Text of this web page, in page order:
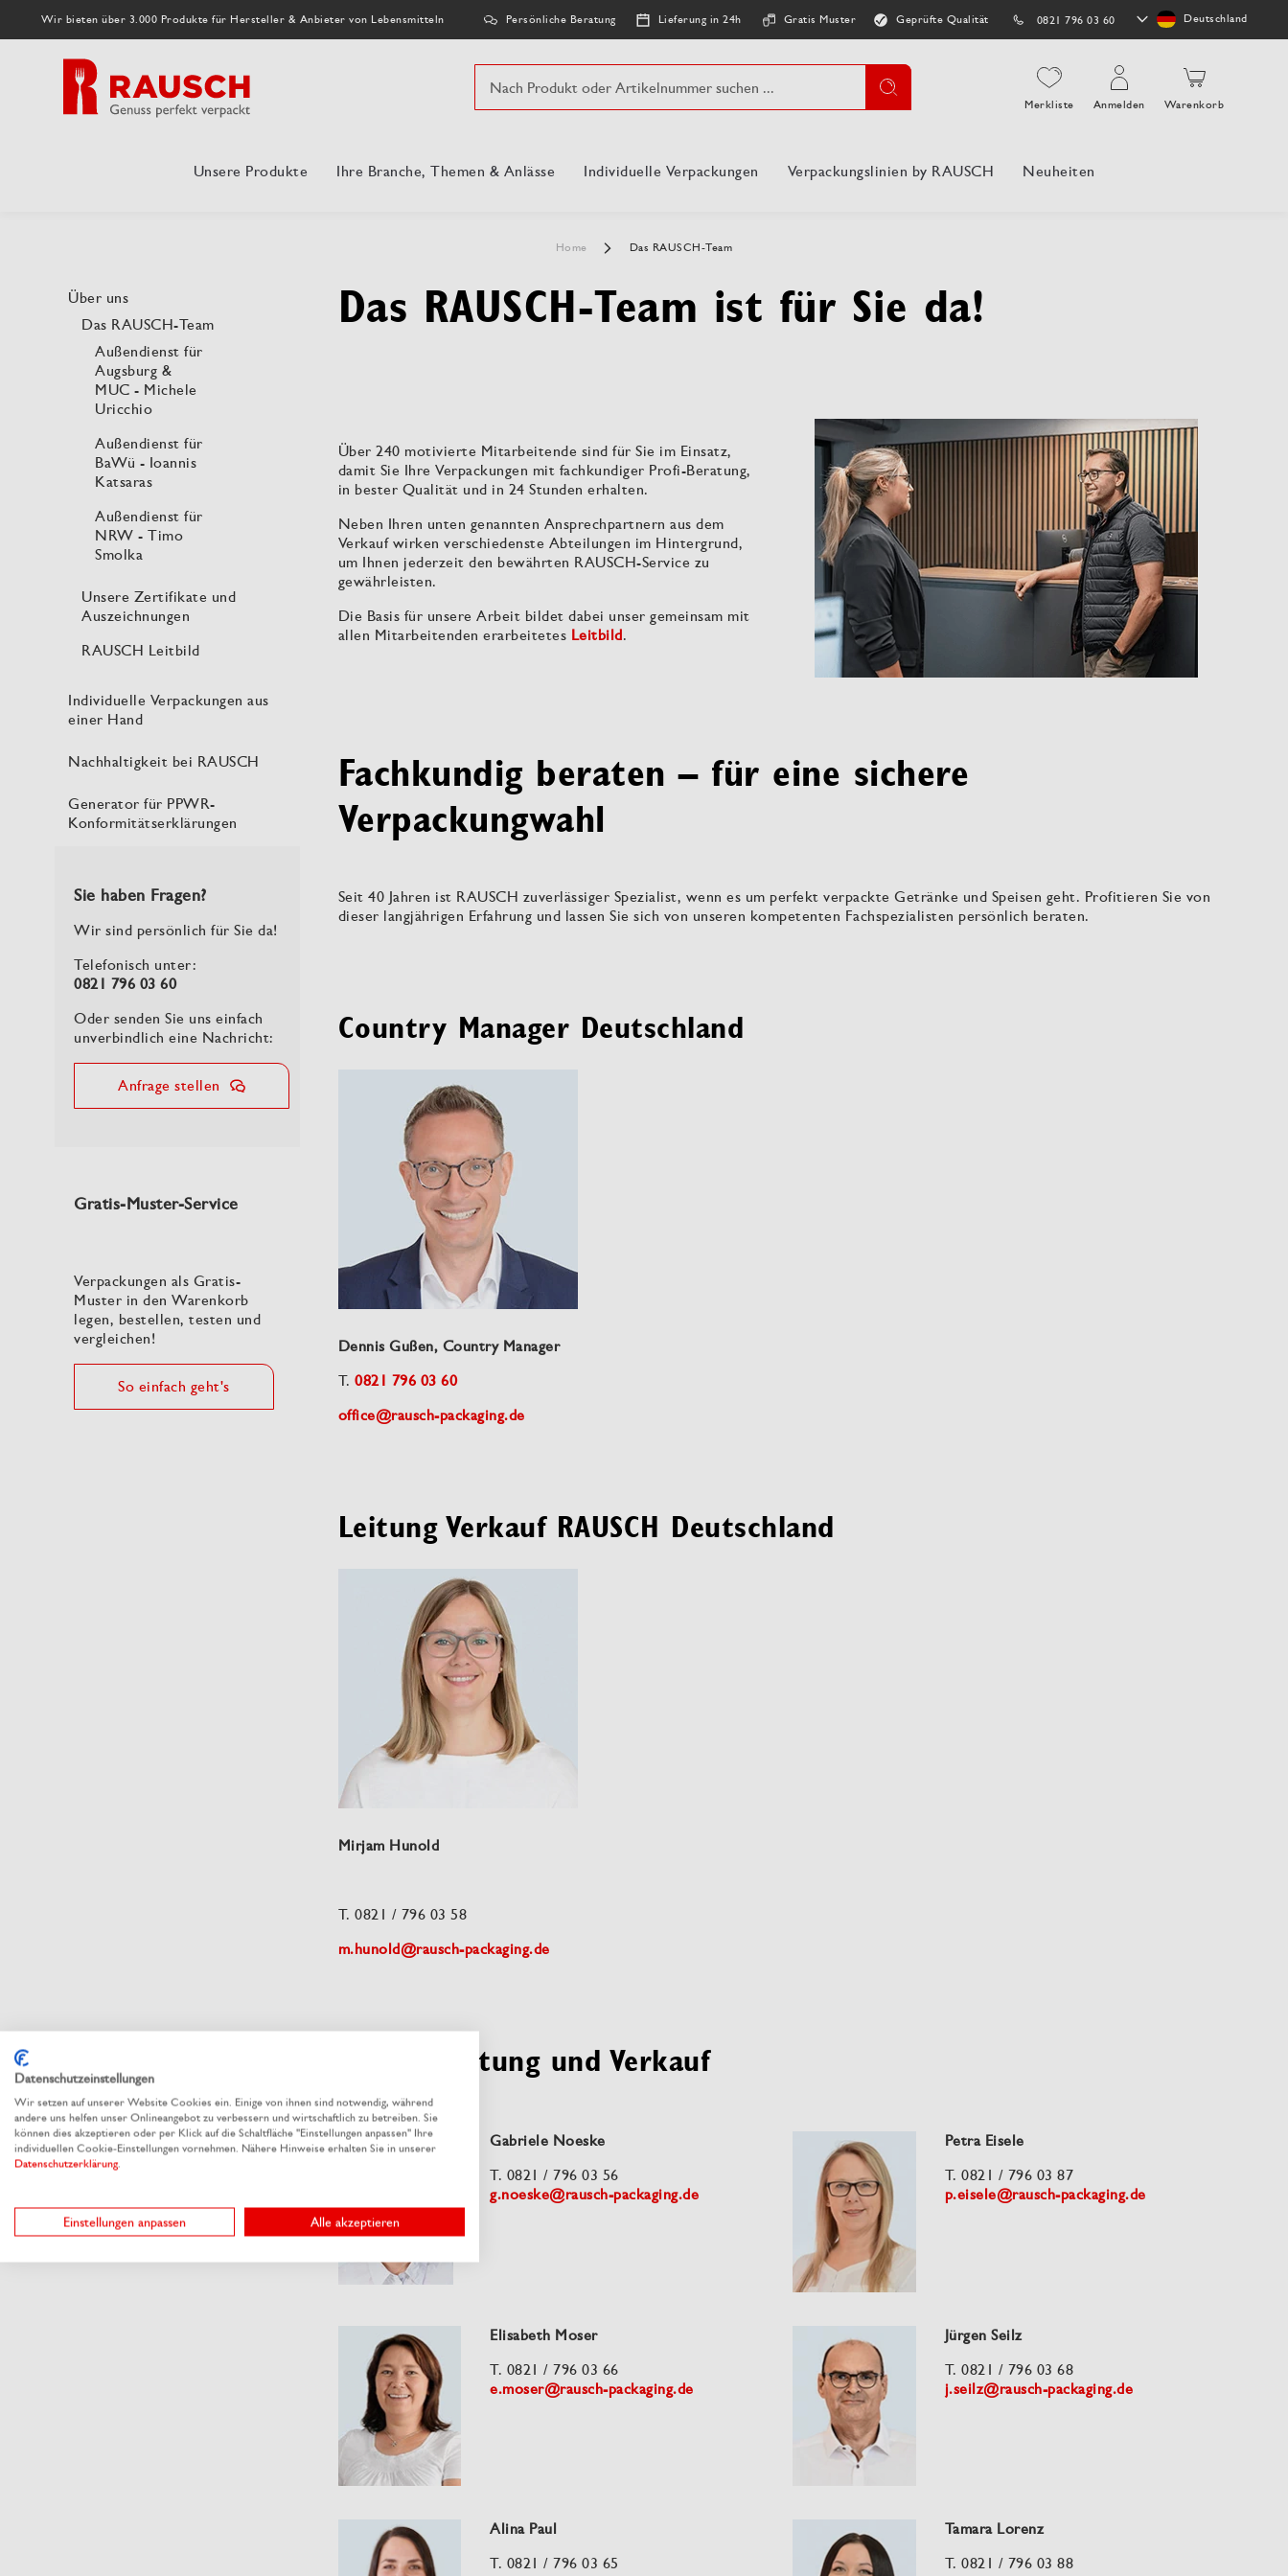
Wir bieten über 3.000 Produkte für Hersteller & Anbieter von Lebensmitteln Persönliche Beratung Lieferung in 24h Gratis Muster Geprüfte Qualität 0821 796 03 60
Store
auswählen
Deutschland
Suche
Merkliste Anmelden Warenkorb
Unsere Produkte Ihre Branche, Themen & Anlässe Individuelle Verpackungen Verpackungslinien by RAUSCH Neuheiten
Home Das RAUSCH-Team
Das RAUSCH-Team ist für Sie da!
Über 240 motivierte Mitarbeitende sind für Sie im Einsatz,
damit Sie Ihre Verpackungen mit fachkundiger Profi-Beratung,
in bester Qualität und in 24 Stunden erhalten.
Neben Ihren unten genannten Ansprechpartnern aus dem
Verkauf wirken verschiedenste Abteilungen im Hintergrund,
um Ihnen jederzeit den bewährten RAUSCH-Service zu
gewährleisten.
Die Basis für unsere Arbeit bildet dabei unser gemeinsam mit
allen Mitarbeitenden erarbeitetes Leitbild.
Fachkundig beraten – für eine sichere
Verpackungwahl
Seit 40 Jahren ist RAUSCH zuverlässiger Spezialist, wenn es um perfekt verpackte Getränke und Speisen geht. Profitieren Sie von
dieser langjährigen Erfahrung und lassen Sie sich von unseren kompetenten Fachspezialisten persönlich beraten.
Country Manager Deutschland
Dennis Gußen, Country Manager
T.0821 796 03 60
office@rausch-packaging.de
Leitung Verkauf RAUSCH Deutschland
Mirjam Hunold
T. 0821 / 796 03 58
m.hunold@rausch-packaging.de
Team Beratung und Verkauf
Gabriele Noeske
T. 0821 / 796 03 56
g.noeske@rausch-packaging.de
Petra Eisele
T. 0821 / 796 03 87
p.eisele@rausch-packaging.de
Elisabeth Moser
T. 0821 / 796 03 66
e.moser@rausch-packaging.de
Jürgen Seilz
T. 0821 / 796 03 68
j.seilz@rausch-packaging.de
Alina Paul
T. 0821 / 796 03 65
Tamara Lorenz
T. 0821 / 796 03 88
Über uns
Das RAUSCH-Team
Außendienst für
Augsburg &
MUC - Michele
Uricchio
Außendienst für
BaWü - Ioannis
Katsaras
Außendienst für
NRW - Timo
Smolka
Unsere Zertifikate und
Auszeichnungen
RAUSCH Leitbild
Individuelle Verpackungen aus
einer Hand
Nachhaltigkeit bei RAUSCH
Generator für PPWR-
Konformitätserklärungen
Sie haben Fragen?
Wir sind persönlich für Sie da!
Telefonisch unter:
0821 796 03 60
Oder senden Sie uns einfach
unverbindlich eine Nachricht:
Anfrage stellen
Gratis-Muster-Service
Verpackungen als Gratis-
Muster in den Warenkorb
legen, bestellen, testen und
vergleichen!
So einfach geht's
Datenschutzeinstellungen
Wir setzen auf unserer Website Cookies ein. Einige von ihnen sind notwendig, während
andere uns helfen unser Onlineangebot zu verbessern und wirtschaftlich zu betreiben. Sie
können dies akzeptieren oder per Klick auf die Schaltfläche "Einstellungen anpassen" Ihre
individuellen Cookie-Einstellungen vornehmen. Nähere Hinweise erhalten Sie in unserer
Datenschutzerklärung.
Einstellungen anpassen Alle akzeptieren